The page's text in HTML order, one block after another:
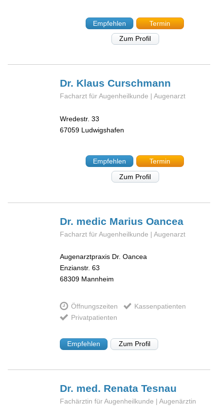
Empfehlen
Termin
Zum Profil
Dr. KlausCurschmann
Facharzt für Augenheilkunde | Augenarzt
Wredestr. 33
67059 Ludwigshafen
Empfehlen
Termin
Zum Profil
Dr. medic Marius Oancea
Facharzt für Augenheilkunde | Augenarzt
Augenarztpraxis Dr. Oancea
Enzianstr. 63
68309 Mannheim
Öffnungszeiten
Kassenpatienten
Privatpatienten
Empfehlen Zum Profil
Dr. med. RenataTesnau
Fachärztin für Augenheilkunde | Augenärztin